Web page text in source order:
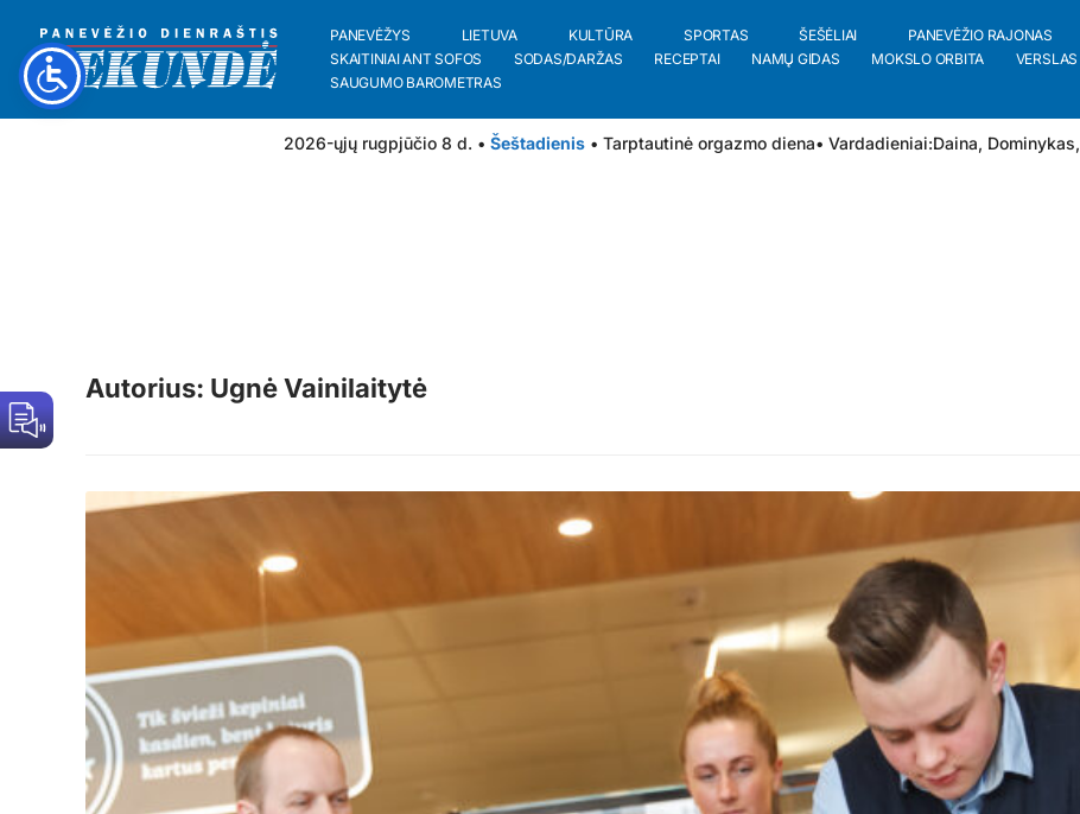
PANEVĖŽYS LIETUVA KULTŪRA SPORTAS ŠEŠĖLIAI PANEVĖŽIO RAJONAS
SKAITINIAI ANT SOFOS
SODAS/DARŽAS RECEPTAI NAMŲ GIDAS MOKSLO ORBITA VERSLAS
SAUGUMO BAROMETRAS
2026-ųjų rugpjūčio 8 d. • Šeštadienis • Tarptautinė orgazmo diena• Vardadieniai:Daina, Dominykas,
Autorius: Ugnė Vainilaitytė